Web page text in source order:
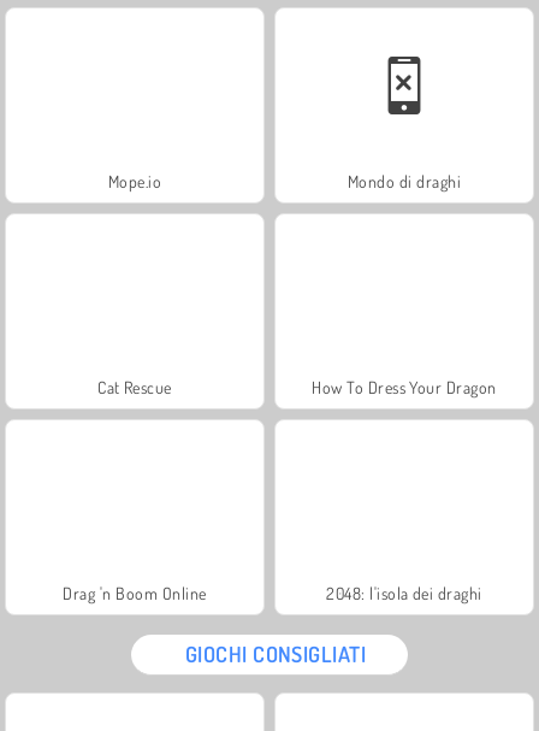
Mope.io Mondo di draghi
Cat Rescue How To Dress Your Dragon
Drag 'n Boom Online 2048: l'isola dei draghi
GIOCHI CONSIGLIATI